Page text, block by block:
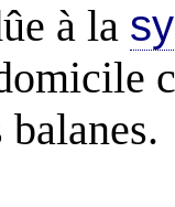
à la